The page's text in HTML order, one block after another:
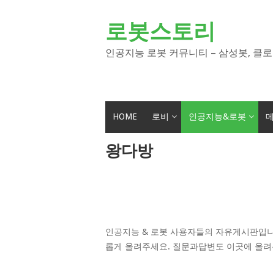
로봇스토리
인공지능 로봇 커뮤니티 – 삼성봇, 클
HOME 로비 인공지능&로봇
왕다방
인공지능 & 로봇 사용자들의 자유게시판입
롭게 올려주세요. 질문과답변도 이곳에 올